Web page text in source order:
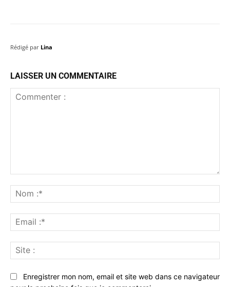
Rédigé par Lina
LAISSER UN COMMENTAIRE
:*
:*
:
Enregistrer mon nom, email et site web dans ce navigateur